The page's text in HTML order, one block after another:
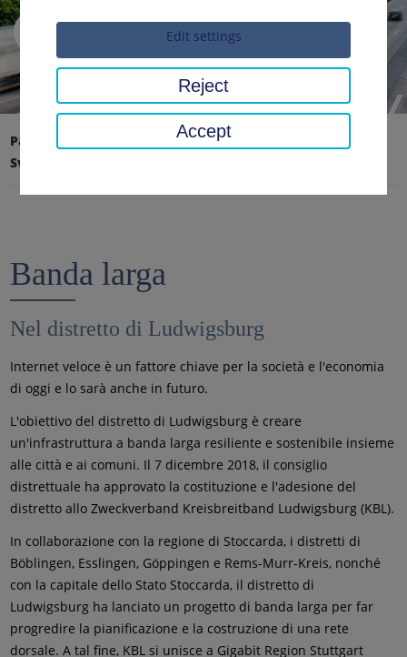
Sucheingabe
Pagina iniziale
Ufficio distrettuale, distretto
Sviluppo economico
Banda larga
Nel distretto di Ludwigsburg
Internet veloce è un fattore chiave per la società e l'economia
di oggi e lo sarà anche in futuro.
L'obiettivo del distretto di Ludwigsburg è creare
un'infrastruttura a banda larga resiliente e sostenibile insieme
alle città e ai comuni. Il 7 dicembre 2018, il consiglio
distrettuale ha approvato la costituzione e l'adesione del
distretto allo Zweckverband Kreisbreitband Ludwigsburg (KBL).
In collaborazione con la regione di Stoccarda, i distretti di
Böblingen, Esslingen, Göppingen e Rems-Murr-Kreis, nonché
con la capitale dello Stato Stoccarda, il distretto di
Ludwigsburg ha lanciato un progetto di banda larga per far
progredire la pianificazione e la costruzione di una rete
dorsale. A tal fine, KBL si unisce a Gigabit Region Stuttgart
Edit settings
Reject
Accept